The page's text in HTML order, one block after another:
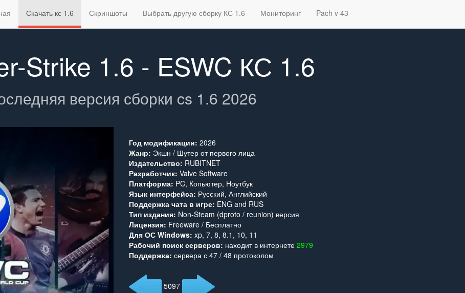
Скачать кс 1.6 Скриншоты Выбрать другую сборку КС 1.6 Мониторинг Pach v 43
Strike 1.6 - ESWC КС 1.6
версия сборки cs 1.6 2026
Год модификации: 2026
Жанр: Экшн / Шутер от первого лица
Издательство: RUBITNET
Разработчик: Valve Software
Платформа: PC, Копьютер, Ноутбук
Язык интерфейса: Русский, Английский
Поддержка чата в игре: ENG and RUS
Тип издания: Non-Steam (dproto / reunion) версия
Лицензия: Freeware / Бесплатно
Для ОС Windows: xp, 7, 8, 8.1, 10, 11
Рабочий поиск серверов: находит в интернете 2979
Поддержка: сервера с 47 / 48 протоколом
5097